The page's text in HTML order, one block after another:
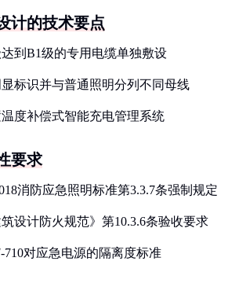
计的技术要点
到B1级的专用电缆单独敷设
标识并与普通照明分列不同母线
度补偿式智能充电管理系统
要求
消防应急照明标准第3.3.7条强制规定
设计防火规范》第10.3.6条验收要求
710对应急电源的隔离度标准